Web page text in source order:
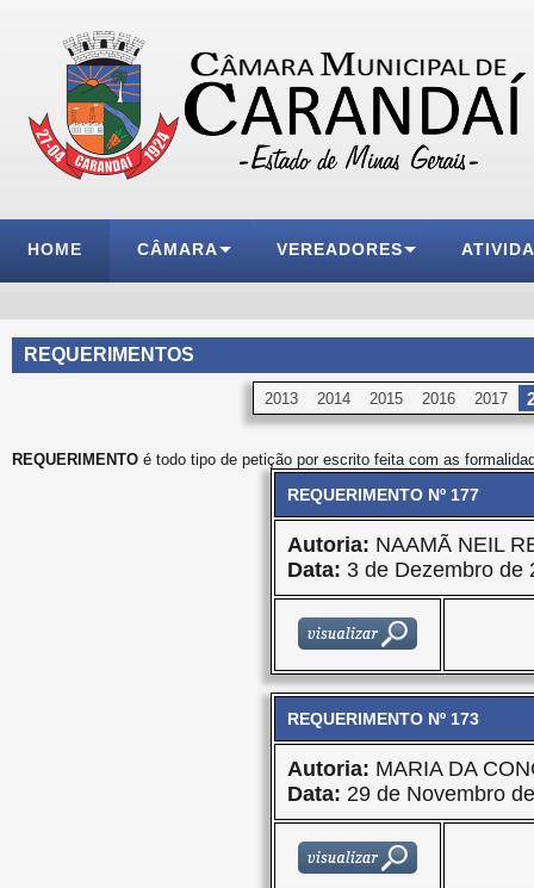
HOME CÂMARA VEREADORES
REQUERIMENTOS
2013 2014 2015 2016 2017
REQUERIMENTO é todo tipo de petição por escrito feita com as
REQUERIMENTO Nº 177
Autoria: NAAMÃ NEIL
Data: 3 de Dezembro de
REQUERIMENTO Nº 173
Autoria: MARIA DA
Data: 29 de Novembro